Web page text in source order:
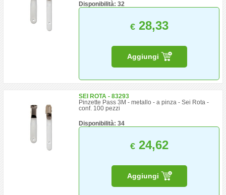
Disponibilità: 32
€28,33
Aggiungi
SEI ROTA - 83293
Pinzette Pass 3M - metallo - a pinza - Sei Rota -
conf. 100 pezzi
Disponibilità: 34
€24,62
Aggiungi